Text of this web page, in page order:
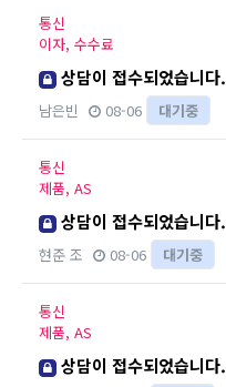
통신
이자, 수수료
상담이 접수되었습니다.
남은빈 08-06 대기중
통신
제품, AS
상담이 접수되었습니다.
현준 조 08-06 대기중
통신
제품, AS
상담이 접수되었습니다.